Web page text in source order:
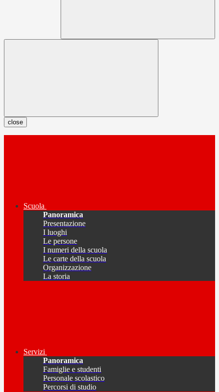
close
Scuola
Panoramica
Presentazione
I luoghi
Le persone
I numeri della scuola
Le carte della scuola
Organizzazione
La storia
Servizi
Panoramica
Famiglie e studenti
Personale scolastico
Percorsi di studio